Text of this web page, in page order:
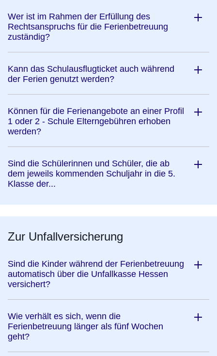
Wer ist im Rahmen der Erfüllung des
Rechtsanspruchs für die Ferienbetreuung
zuständig?
Kann das Schulausflugticket auch während
der Ferien genutzt werden?
Können für die Ferienangebote an einer Profil
1 oder 2 - Schule Elterngebühren erhoben
werden?
Sind die Schülerinnen und Schüler, die ab
dem jeweils kommenden Schuljahr in die 5.
Klasse der...
Zur Unfallversicherung
Sind die Kinder während der Ferienbetreuung
automatisch über die Unfallkasse Hessen
versichert?
Wie verhält es sich, wenn die
Ferienbetreuung länger als fünf Wochen
geht?